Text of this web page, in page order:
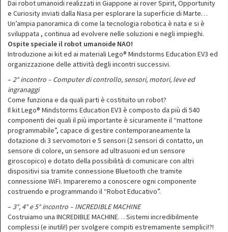
Dai robot umanoidi realizzati in Giappone ai rover Spirit, Opportunity
e Curiosity inviati dalla Nasa per esplorare la superficie di Marte…
Un’ampia panoramica di come la tecnologia robotica è nata e si è
sviluppata , continua ad evolvere nelle soluzioni e negli impieghi.
Ospite speciale il robot umanoide NAO!
Introduzione ai kit ed ai materiali Lego® Mindstorms Education EV3 ed
organizzazione delle attività degli incontri successivi.
–2° incontro – Computer di controllo, sensori, motori, leve ed
ingranaggi
Come funziona e da quali parti è costituito un robot?
Il kit Lego® Mindstorms Education EV3 è composto da più di 540
componenti dei quali il più importante è sicuramente il “mattone
programmabile”, capace di gestire contemporaneamente la
dotazione di 3 servomotori e 5 sensori (2 sensori di contatto, un
sensore di colore, un sensore ad ultrasuoni ed un sensore
giroscopico) e dotato della possibilità di comunicare con altri
dispositivi sia tramite connessione Bluetooth che tramite
connessione WiFi. Impareremo a conoscere ogni componente
costruendo e programmando il “Robot Educativo”.
– 3°, 4° e 5° incontro – INCREDIBLE MACHINE
Costruiamo una INCREDIBLE MACHINE… Sistemi incredibilmente
complessi (e inutili!) per svolgere compiti estremamente semplici!?!